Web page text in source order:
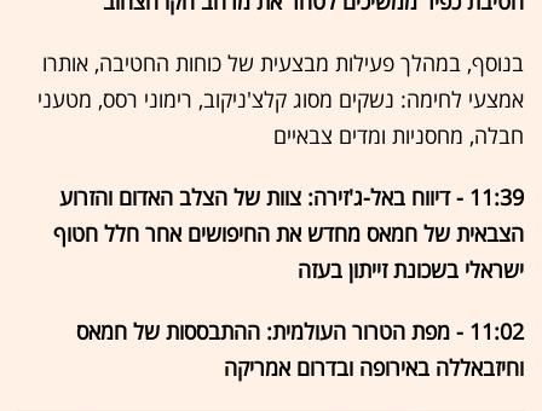
בנוסף, במהלך פעילות מבצעית של כוחות החטיבה, אותרו
אמצעי לחימה: נשקים מסוג קלצ'ניקוב, רימוני רסס, מטעני
חבלה, מחסניות ומדים צבאיים
11:39 - דיווח באל-ג'זירה: צוות של הצלב האדום והזרוע
הצבאית של חמאס מחדש את החיפושים אחר חלל חטוף
ישראלי בשכונת זייתון בעזה
11:02 - מפת הטרור העולמית: ההתבססות של חמאס
וחיזבאללה באירופה ובדרום אמריקה